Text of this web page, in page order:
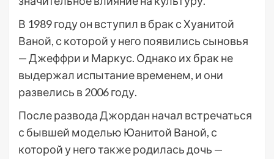
В 1989 году он вступил в брак с Хуанитой
Ваной, с которой у него появились сыновья
— Джеффри и Маркус. Однако их брак не
выдержал испытание временем, и они
развелись в 2006 году.
После развода Джордан начал встречаться
с бывшей моделью Юанитой Ваной, с
которой у него также родилась дочь —